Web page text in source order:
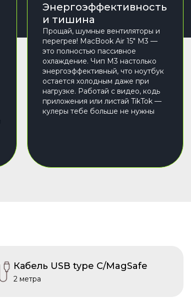
Энергоэффективность
и тишина
Прощай, шумные вентиляторы и
перегрев! MacBook Air 15" M3 —
это полностью пассивное
охлаждение. Чип M3 настолько
энергоэффективный, что ноутбук
остается холодным даже при
нагрузке. Работай с видео, кодь
приложения или листай TikTok —
кулеры тебе больше не нужны
Кабель USB type C/MagSafe
2 метра